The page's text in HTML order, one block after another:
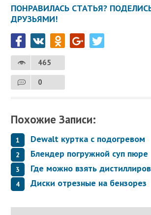
ПОНРАВИЛАСЬ СТАТЬЯ?
ДРУЗЬЯМИ!
465
0
Похожие Записи:
Dewalt куртка с подогревом
Блендер погружной суп пюре
Где можно взять
Диски отрезные на бензорез